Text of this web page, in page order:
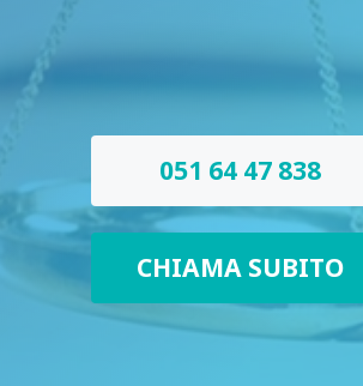
051 64 47 838
CHIAMA SUBITO